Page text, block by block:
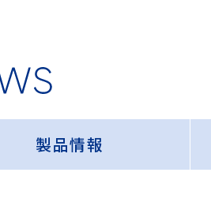
製品情報